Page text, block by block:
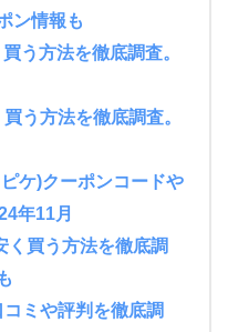
ン情報も
う方法を徹底調査。
う方法を徹底調査。
ケ)クーポンコードや
年11月
く買う方法を徹底調
ミや評判を徹底調